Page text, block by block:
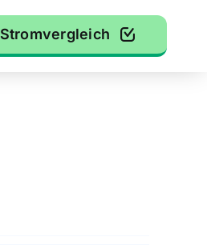
Stromvergleich